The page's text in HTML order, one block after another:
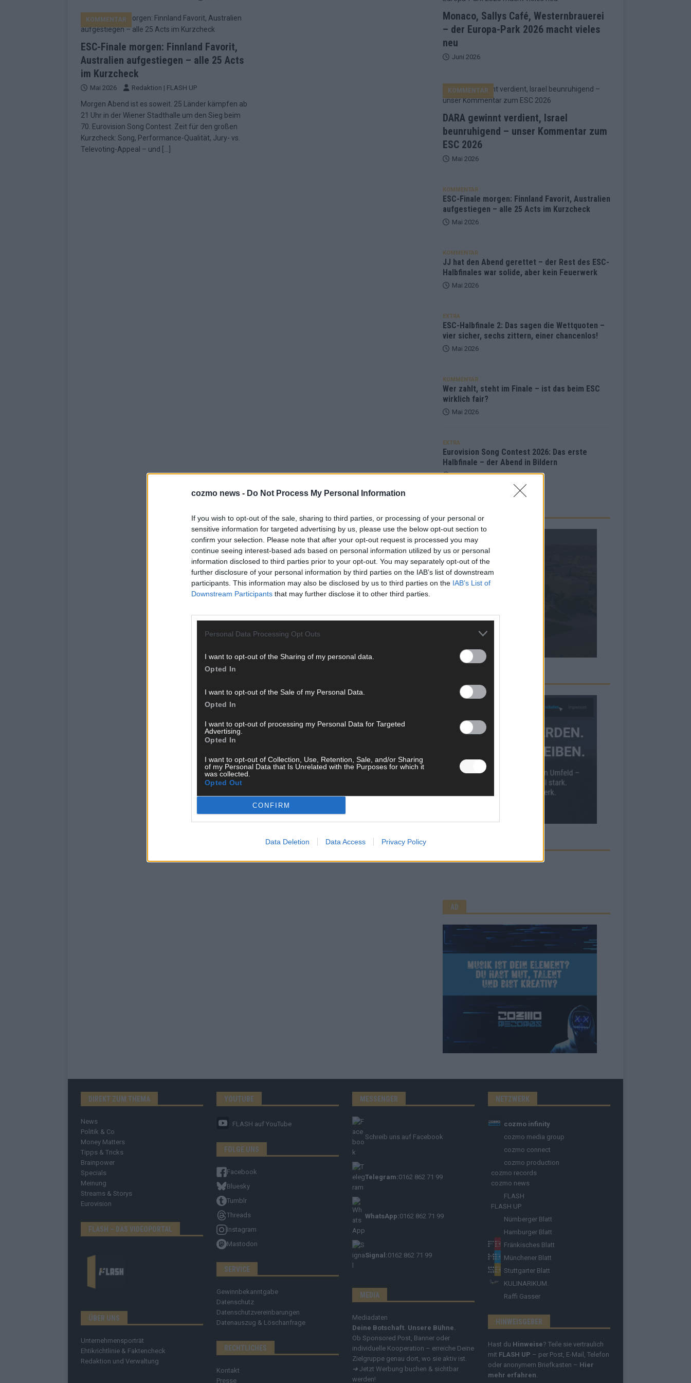
cozmo news - Do Not Process My Personal Information
If you wish to opt-out of the sale, sharing to third parties, or processing of your personal or
sensitive information for targeted advertising by us, please use the below opt-out section to
confirm your selection. Please note that after your opt-out request is processed you may
continue seeing interest-based ads based on personal information utilized by us or personal
information disclosed to third parties prior to your opt-out. You may separately opt-out of the
further disclosure of your personal information by third parties on the IAB’s list of downstream
participants. This information may also be disclosed by us to third parties on the IAB’s List of
Downstream Participants that may further disclose it to other third parties.
Personal Data Processing Opt Outs
I want to opt-out of the Sharing of my personal data.
Opted In
I want to opt-out of the Sale of my Personal Data.
Opted In
I want to opt-out of processing my Personal Data for Targeted
Advertising.
Opted In
I want to opt-out of Collection, Use, Retention, Sale, and/or Sharing
of my Personal Data that Is Unrelated with the Purposes for which it
was collected.
Opted Out
CONFIRM
Data Deletion Data Access Privacy Policy
[ Mai 2026 ] ESC-Finale morgen: Finnland Favorit, Australien aufgestiegen – alle 25 Acts im Kurzcheck
[ Mai 2026 ] „Douze Points“ – wie eine Zahl zur Ikone wurde: 70 Jahre ESC-Wertungsgeschichte!
EUROVISION
[ Mai 2026 ] Das ESC-Finale ist komplett – 26 Länder wollen den Sieg in Wien
JJ hat den Abend gerettet – der Rest des ESC-Halbfinales war solide, aber kein Feuerwerk
KOMMENTAR
[ Mai 2026 ] ESC-Halbfinale 2: Das sagen die Wettquoten – vier sicher, sechs zittern, einer chancenlos!
KOMMENTAR
ESC-Finale morgen: Finnland Favorit,
Australien aufgestiegen – alle 25 Acts
im Kurzcheck
Mai 2026 Redaktion | FLASH UP
Morgen Abend ist es soweit. 25 Länder kämpfen ab
21 Uhr in der Wiener Stadthalle um den Sieg beim
70. Eurovision Song Contest. Zeit für den großen
Kurzcheck: Song, Performance-Qualität, Jury- vs.
Televoting-Appeal – und
Monaco, Sallys Café, Westernbrauerei
– der Europa-Park 2026 macht vieles
neu
Juni 2026
DARA gewinnt verdient, Israel
beunruhigend – unser Kommentar zum
ESC 2026
KOMMENTAR
Mai 2026
KOMMENTAR
ESC-Finale morgen: Finnland Favorit, Australien
aufgestiegen – alle 25 Acts im Kurzcheck
Mai 2026
KOMMENTAR
JJ hat den Abend gerettet – der Rest des ESC-
Halbfinales war solide, aber kein Feuerwerk
Mai 2026
EXTRA
ESC-Halbfinale 2: Das sagen die Wettquoten –
vier sicher, sechs zittern, einer chancenlos!
Mai 2026
KOMMENTAR
Wer zahlt, steht im Finale – ist das beim ESC
wirklich fair?
Mai 2026
EXTRA
Eurovision Song Contest 2026: Das erste
Halbfinale – der Abend in Bildern
Mai 2026
AD
DIREKT ZUM THEMA
News
Politik & Co
Money Matters
Tipps & Tricks
Brainpower
Specials
Meinung
Streams & Storys
Eurovision
FLASH – DAS VIDEOPORTAL
ÜBER UNS
Unternehmensporträt
Ehtikrichtlinie & Faktencheck
Redaktion und Verwaltung
YOUTUBE
FLASH auf YouTube
FOLGE UNS
Facebook
Bluesky
Tumblr
Threads
Instagram
Mastodon
SERVICE
Gewinnbekanntgabe
Datenschutz
Datenschutzvereinbarungen
Datenauszug & Löschanfrage
RECHTLICHES
Kontakt
Presse
MESSENGER
Schreib uns auf Facebook
Telegram:0162 862 71 99
WhatsApp:0162 862 71 99
Signal:0162 862 71 99
MEDIA
Mediadaten
Deine Botschaft. Unsere Bühne.
Ob Sponsored Post, Banner oder
individuelle Kooperation – erreiche Deine
Zielgruppe genau dort, wo sie aktiv ist.
➔ Jetzt Werbung buchen & sichtbar
werden!
NETZWERK
cozmo infinity
cozmo media group
cozmo connect
cozmo production
cozmo records
cozmo news
FLASH
FLASH UP
Nürnberger Blatt
Hamburger Blatt
Fränkisches Blatt
Münchener Blatt
Stuttgarter Blatt
KULINARIKUM.
Raffi Gasser
HINWEISGEBER
Hast du Hinweise? Teile sie vertraulich
mit FLASH UP – per Post, E-Mail, Telefon
oder anonymem Briefkasten – Hier
mehr erfahren.